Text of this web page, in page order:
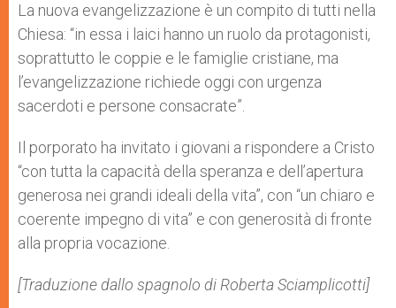
La nuova evangelizzazione è un compito di tutti nella
Chiesa: “in essa i laici hanno un ruolo da protagonisti,
soprattutto le coppie e le famiglie cristiane, ma
l’evangelizzazione richiede oggi con urgenza
sacerdoti e persone consacrate”.
Il porporato ha invitato i giovani a rispondere a Cristo
“con tutta la capacità della speranza e dell’apertura
generosa nei grandi ideali della vita”, con “un chiaro e
coerente impegno di vita” e con generosità di fronte
alla propria vocazione.
[Traduzione dallo spagnolo di Roberta Sciamplicotti]